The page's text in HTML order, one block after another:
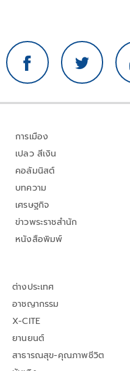
การเมือง
เปลว สีเงิน
คอลัมนิสต์
บทความ
เศรษฐกิจ
ข่าวพระราชสำนัก
หนังสือพิมพ์
ต่างประเทศ
อาชญากรรม
X-CITE
ยานยนต์
สาธารณสุข-คุณภาพชีวิต